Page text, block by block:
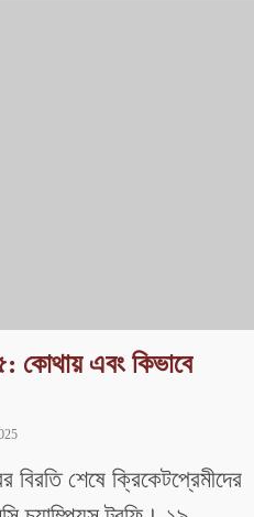
কোথায় এবং কিভাবে
শেষে ক্রিকেটপ্রেমীদের